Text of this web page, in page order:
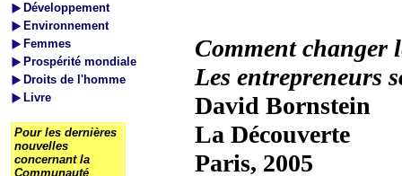
Développement
Environnement
Femmes
Prospérité mondiale
Droits de l'homme
Livre
Pour les dernières
nouvelles
concernant la
Communauté
Comment changer
Les entrepreneurs
David Bornstein
La Découverte
Paris, 2005